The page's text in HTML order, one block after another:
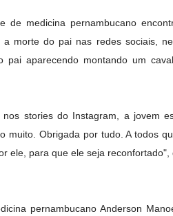
de medicina pernambucano
a morte do pai nas redes sociais,
pai aparecendo montando um
stories do Instagram, a jovem
muito. Obrigada por tudo. A todos
ele, para que ele seja reconfortado",
pernambucano Anderson